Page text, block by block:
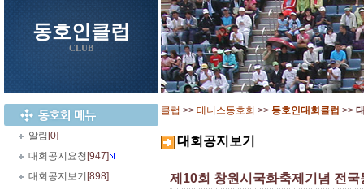
동호인클럽
CLUB
알림 [0]
대회공지요청 [947]
대회공지보기 [898]
클럽 >> 테니스동호회 >> 동호인대회클럽 >>
대회공지보기
제10회 창원시국화축제기념 전